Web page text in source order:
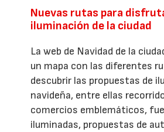
Nuevas rutas para
iluminación de la ciudad
La web de Navidad de la
un mapa con las diferentes
descubrir las propuestas de
navideña, entre ellas
comercios emblemáticos,
iluminadas, propuestas de